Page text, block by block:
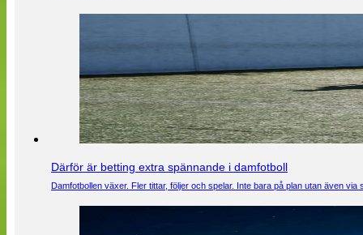
Därför är betting extra spännande i damfotboll
Damfotbollen växer. Fler tittar, följer och spelar. Inte bara på plan utan även